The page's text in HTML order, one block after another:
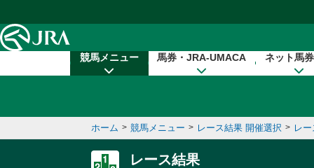
競馬メニュー 馬券・JRA-UMACA ネット馬
ホーム > 競馬メニュー > レース結果 開催選択 > レ
レース結果